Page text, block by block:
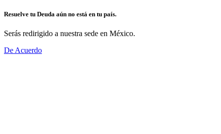
Resuelve tu Deuda aún no está en tu país.
Serás redirigido a nuestra sede en México.
De Acuerdo